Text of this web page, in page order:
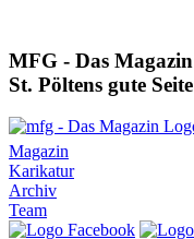
MFG - Das Magazin
St. Pöltens gute Seite
Magazin
Karikatur
Archiv
Team